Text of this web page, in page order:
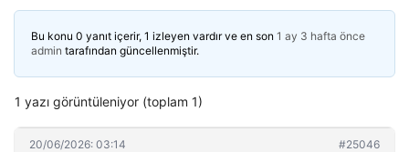
Bu konu 0 yanıt içerir, 1 izleyen vardır ve en son 1 ay 3 hafta önce
admin tarafından güncellenmiştir.
1 yazı görüntüleniyor (toplam 1)
20/06/2026: 03:14 #25046